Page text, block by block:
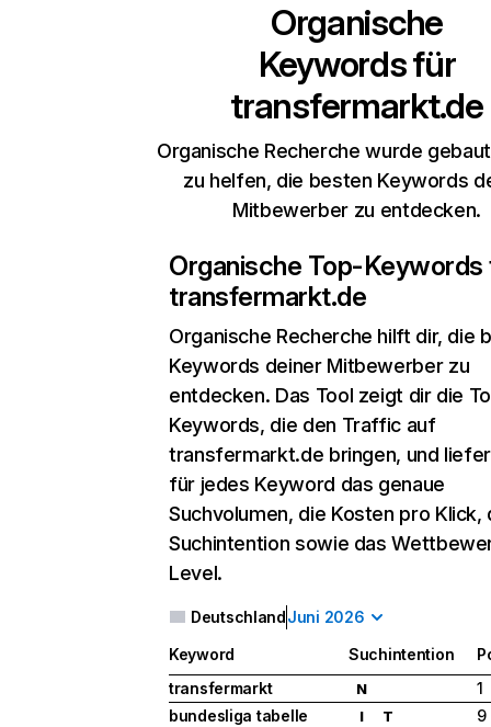
Organische
Keywords für
transfermarkt.de
Organische Recherche wurde
zu helfen, die besten Keywords
Mitbewerber zu entdecken.
Organische Top-Keywords
transfermarkt.de
Organische Recherche hilft dir, die
Keywords deiner Mitbewerber zu
entdecken. Das Tool zeigt dir die
Keywords, die den Traffic auf
transfermarkt.de bringen, und
für jedes Keyword das genaue
Suchvolumen, die Kosten pro Klick,
Suchintention sowie das
Level.
DeutschlandJuni 2026
Keyword Suchintention
transfermarkt
N
1
bundesliga tabelle
I T
9